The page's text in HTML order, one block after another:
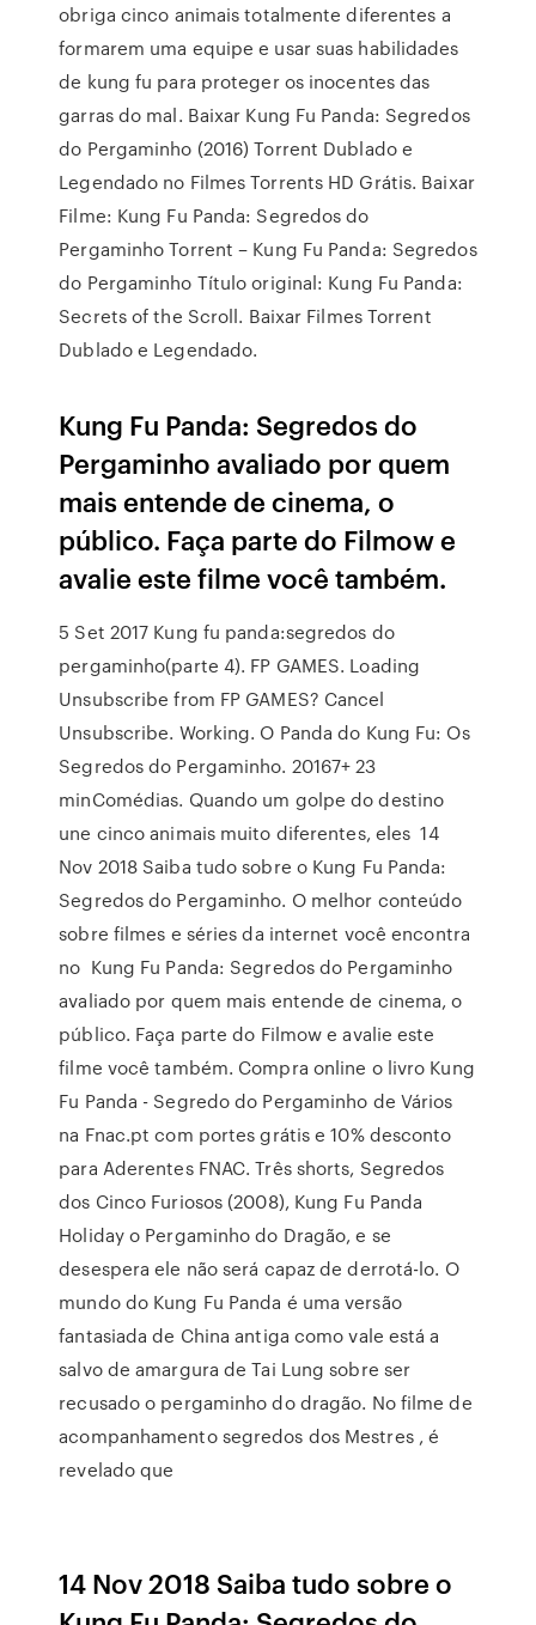
obriga cinco animais totalmente diferentes a
formarem uma equipe e usar suas habilidades
de kung fu para proteger os inocentes das
garras do mal. Baixar Kung Fu Panda: Segredos
do Pergaminho (2016) Torrent Dublado e
Legendado no Filmes Torrents HD Grátis. Baixar
Filme: Kung Fu Panda: Segredos do
Pergaminho Torrent – Kung Fu Panda: Segredos
do Pergaminho Título original: Kung Fu Panda:
Secrets of the Scroll. Baixar Filmes Torrent
Dublado e Legendado.
Kung Fu Panda: Segredos do
Pergaminho avaliado por quem
mais entende de cinema, o
público. Faça parte do Filmow e
avalie este filme você também.
5 Set 2017 Kung fu panda:segredos do
pergaminho(parte 4). FP GAMES. Loading
Unsubscribe from FP GAMES? Cancel
Unsubscribe. Working. O Panda do Kung Fu: Os
Segredos do Pergaminho. 20167+ 23
minComédias. Quando um golpe do destino
une cinco animais muito diferentes, eles 14
Nov 2018 Saiba tudo sobre o Kung Fu Panda:
Segredos do Pergaminho. O melhor conteúdo
sobre filmes e séries da internet você encontra
no Kung Fu Panda: Segredos do Pergaminho
avaliado por quem mais entende de cinema, o
público. Faça parte do Filmow e avalie este
filme você também. Compra online o livro Kung
Fu Panda - Segredo do Pergaminho de Vários
na Fnac.pt com portes grátis e 10% desconto
para Aderentes FNAC. Três shorts, Segredos
dos Cinco Furiosos (2008), Kung Fu Panda
Holiday o Pergaminho do Dragão, e se
desespera ele não será capaz de derrotá-lo. O
mundo do Kung Fu Panda é uma versão
fantasiada de China antiga como vale está a
salvo de amargura de Tai Lung sobre ser
recusado o pergaminho do dragão. No filme de
acompanhamento segredos dos Mestres , é
revelado que
14 Nov 2018 Saiba tudo sobre o